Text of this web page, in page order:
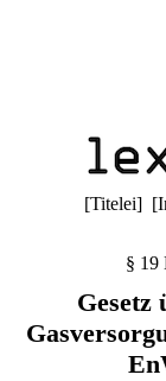
[Titelei] [
§ 19
Gesetz